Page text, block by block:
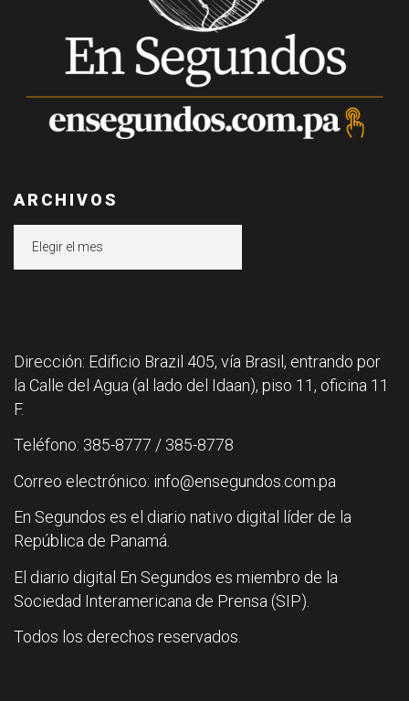
ARCHIVOS
Dirección: Edificio Brazil 405, vía Brasil, entrando por
la Calle del Agua (al lado del Idaan), piso 11, oficina 11
F.
Teléfono: 385-8777 / 385-8778
Correo electrónico: info@ensegundos.com.pa
En Segundos es el diario nativo digital líder de la
República de Panamá.
El diario digital En Segundos es miembro de la
Sociedad Interamericana de Prensa (SIP).
Todos los derechos reservados.